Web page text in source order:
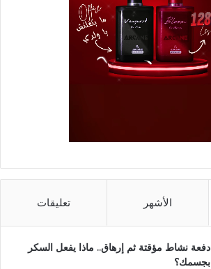
الأشهر تعليقات
دفعة نشاط مؤقتة ثم إرهاق.. ماذا يفعل السكر
بجسمك؟